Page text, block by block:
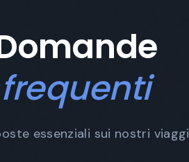
frequenti
essenziali sui nostri viaggi